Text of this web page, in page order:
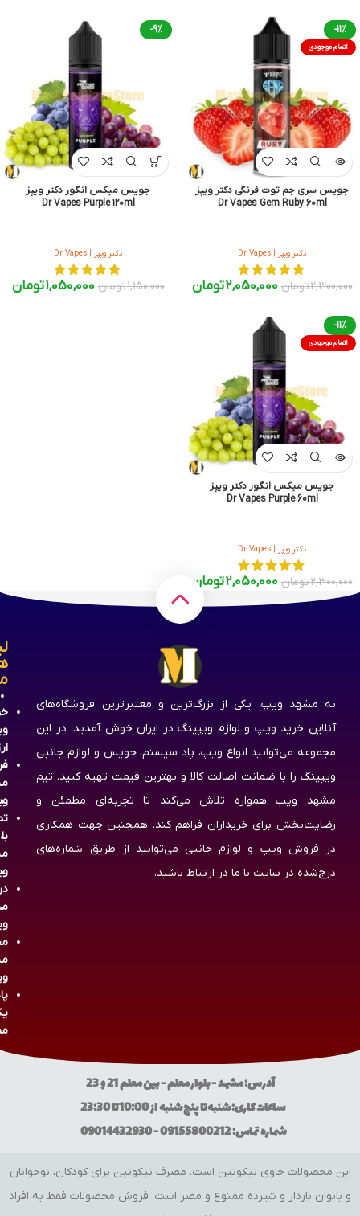
-11%
اتمام موجودی
جویس سری جم توت فرنگی دکتر ویپز
Dr Vapes Gem Ruby 60ml
دکتر ویپز | Dr Vapes
2,300,000تومان 2,050,000تومان
-9%
جویس میکس انگور دکتر ویپز
Dr Vapes Purple 120ml
دکتر ویپز | Dr Vapes
1,150,000تومان 1,050,000تومان
-11%
اتمام موجودی
جویس میکس انگور دکتر ویپز
Dr Vapes Purple 60ml
دکتر ویپز | Dr Vapes
2,300,000تومان 2,050,000تومان
به مشهد ویپ، یکی از بزرگ‌ترین و معتبرترین فروشگاه‌های
آنلاین خرید ویپ و لوازم ویپینگ در ایران خوش آمدید. در این
مجموعه می‌توانید انواع ویپ، پاد سیستم، جویس و لوازم جانبی
ویپینگ را با ضمانت اصالت کالا و بهترین قیمت تهیه کنید. تیم
مشهد ویپ همواره تلاش می‌کند تا تجربه‌ای مطمئن و
رضایت‌بخش برای خریداران فراهم کند. همچنین جهت همکاری
در فروش ویپ و لوازم جانبی می‌توانید از طریق شماره‌های
درج‌شده در سایت با ما در ارتباط باشید.
با
آدرس: مشهد - بلوار معلم - بین معلم 21 و 23
ساعات کاری: شنبه تا پنج شنبه از 10:00 تا 23:30
شماره تماس: 09155800212 - 09014432930
این محصولات حاوی نیکوتین است. مصرف نیکوتین برای کودکان، نوجوانان
و بانوان باردار و شیرده ممنوع و مضر است. فروش محصولات فقط به افراد